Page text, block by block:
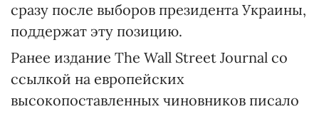
сразу после выборов президента Украины,
поддержат эту позицию.
Ранее издание The Wall Street Journal со
ссылкой на европейских
высокопоставленных чиновников писало